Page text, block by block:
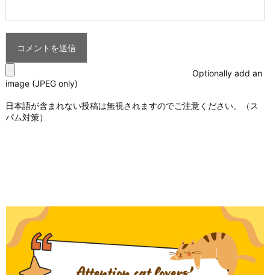
Optionally add an
image (JPEG only)
日本語が含まれない投稿は無視されますのでご注意ください。（ス
パム対策）